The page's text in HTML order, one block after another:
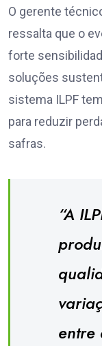
O gerente
ressalta que o
forte
soluções
sistema ILPF
para reduzir
safras.
“A
entre